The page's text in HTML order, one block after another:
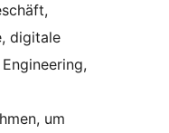
digitale
um